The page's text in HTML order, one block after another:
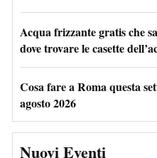
Acqua frizzante gratis che
dove trovare le casette
Cosa fare a Roma questa
agosto 2026
Nuovi Eventi